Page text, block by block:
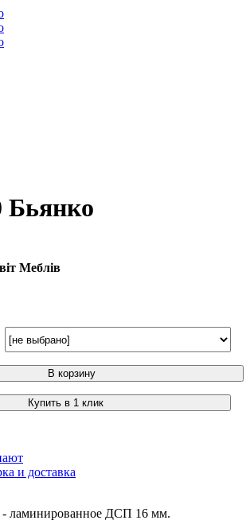
Бьянко
Меблів
В корзину
Купить в 1 клик
и доставка
- ламинированное ДСП 16 мм.